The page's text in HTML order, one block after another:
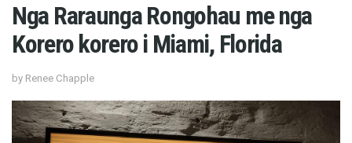
Nga Raraunga Rongohau me nga
Korero korero i Miami, Florida
by Renee Chapple